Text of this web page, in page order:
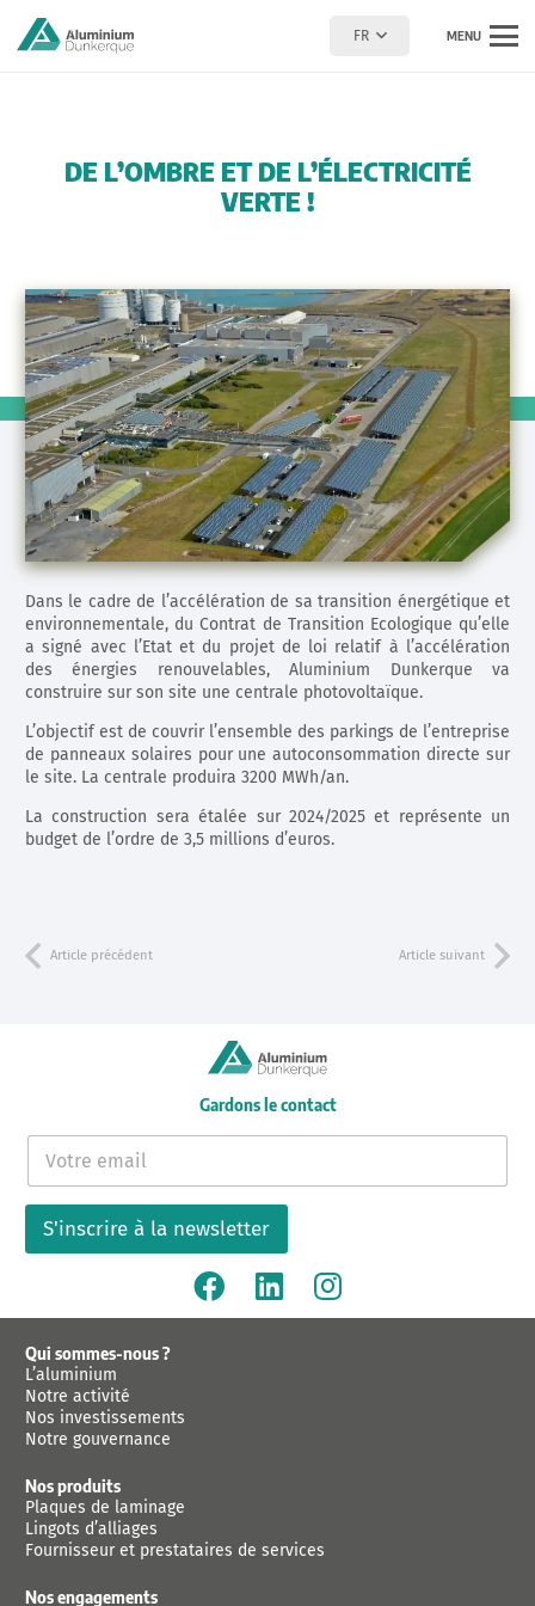
FR MENU
DE L’OMBRE ET DE L’ÉLECTRICITÉ
VERTE !
Dans le cadre de l’accélération de sa transition énergétique et
environnementale, du Contrat de Transition Ecologique qu’elle
a signé avec l’Etat et du projet de loi relatif à l’accélération
des énergies renouvelables, Aluminium Dunkerque va
construire sur son site une centrale photovoltaïque.
L’objectif est de couvrir l’ensemble des parkings de l’entreprise
de panneaux solaires pour une autoconsommation directe sur
le site. La centrale produira 3200 MWh/an.
La construction sera étalée sur 2024/2025 et représente un
budget de l’ordre de 3,5 millions d’euros.
Article précédent Article suivant
Gardons le contact
m
l
S'inscrire à la newsletter
Qui sommes-nous ?
L’aluminium
Notre activité
Nos investissements
Notre gouvernance
Nos produits
Plaques de laminage
Lingots d’alliages
Fournisseur et prestataires de services
Nos engagements